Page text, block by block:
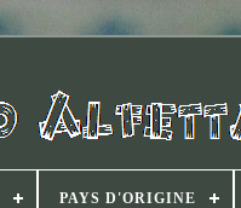
PAYS D'ORIGINE